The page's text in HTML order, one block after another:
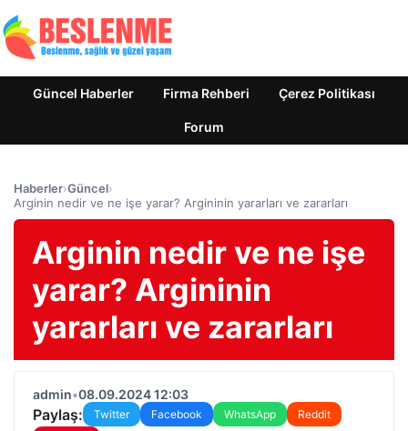
Güncel Haberler Firma Rehberi Çerez Politikası
Forum
Haberler›Güncel›
Arginin nedir ve ne işe yarar? Argininin yararları ve zararları
Arginin nedir ve ne işe
yarar? Argininin
yararları ve zararları
admin•08.09.2024 12:03
Paylaş: Twitter Facebook WhatsApp
Reddit